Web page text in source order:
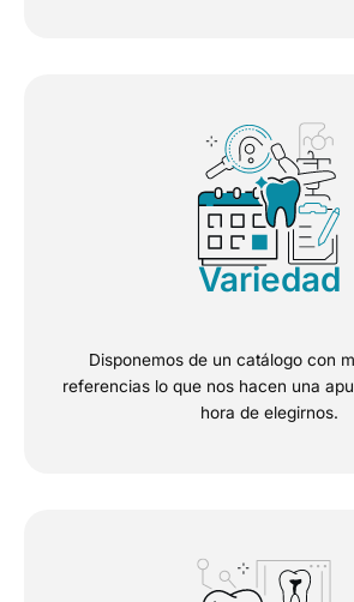
Variedad
Disponemos de un catálogo con
referencias lo que nos hacen una
hora de elegirnos.